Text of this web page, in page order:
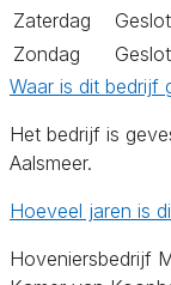
Zaterdag
Zondag
Waar is dit bedrijf
Het bedrijf is
Aalsmeer.
Hoeveel jaren is
Hoveniersbedrijf